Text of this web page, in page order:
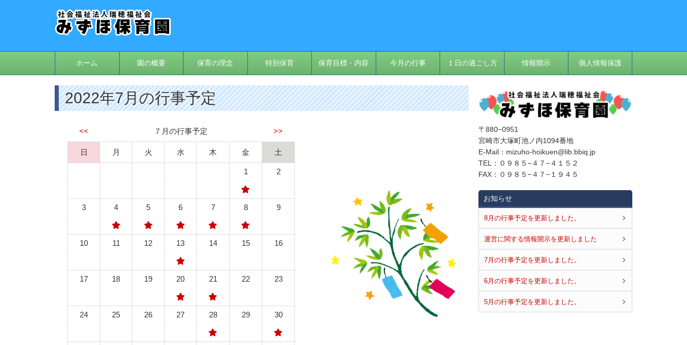
ホーム 園の概要 保育の理念 特別保育 保育目標・内容 今月の行事 １日の過ごし方 情報開示 個人情報保護
2022年7月の行事予定
<< ７月の行事予定 >>
日 月 火 水 木 金 土
1 2
3 4 5 6 7 8 9
10 11 12 13 14 15 16
17 18 19 20 21 22 23
24 25 26 27 28 29 30
〒880−0951
宮崎市大塚町池ノ内1094番地
E‐Mail：mizuho-hoikuen@lib.bbiq.jp
TEL：０９８５−４７−４１５２
FAX：０９８５−４７−１９４５
お知らせ
8月の行事予定を更新しました。
運営に関する情報開示を更新しました
7月の行事予定を更新しました。
6月の行事予定を更新しました。
5月の行事予定を更新しました。